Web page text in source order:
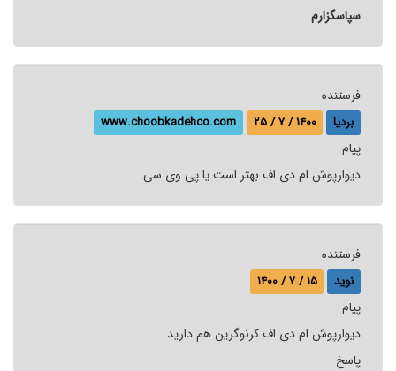
سپاسگزارم
فرستنده
بردیا www.choobkadehco.com ۲۵ / ۷ / ۱۴۰۰
پيام
دیوارپوش ام دی اف بهتر است یا پی وی سی
فرستنده
نوید ۱۵ / ۷ / ۱۴۰۰
پيام
دیوارپوش ام دی اف کرنوگرین هم دارید
پاسخ